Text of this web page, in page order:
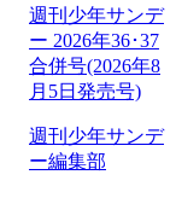
週刊少年サンデ
ー 2026年36･37
合併号(2026年8
月5日発売号)
週刊少年サンデ
ー編集部